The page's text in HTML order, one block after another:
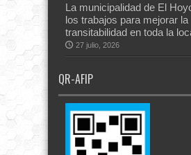
La municipalidad de El
los trabajos para mejorar la
transitabilidad en toda la
27 julio, 2026
QR-AFIP